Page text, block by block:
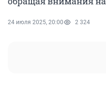
24 июля 2025, 20:00 2 324